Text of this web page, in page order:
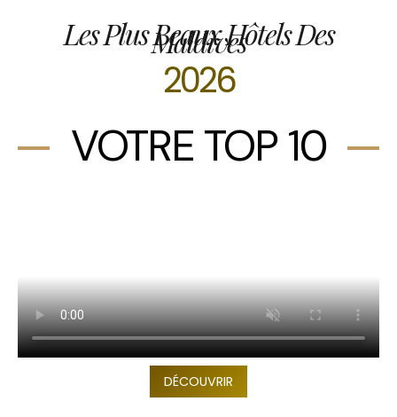
Les Plus Beaux Hôtels Des
Maldives
2026
VOTRE TOP 10
DÉCOUVRIR